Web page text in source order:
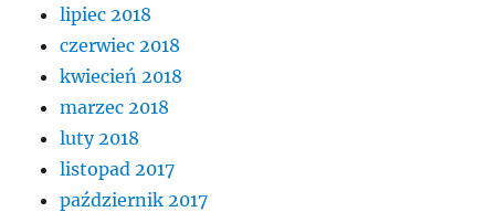
lipiec 2018
czerwiec 2018
kwiecień 2018
marzec 2018
luty 2018
listopad 2017
październik 2017